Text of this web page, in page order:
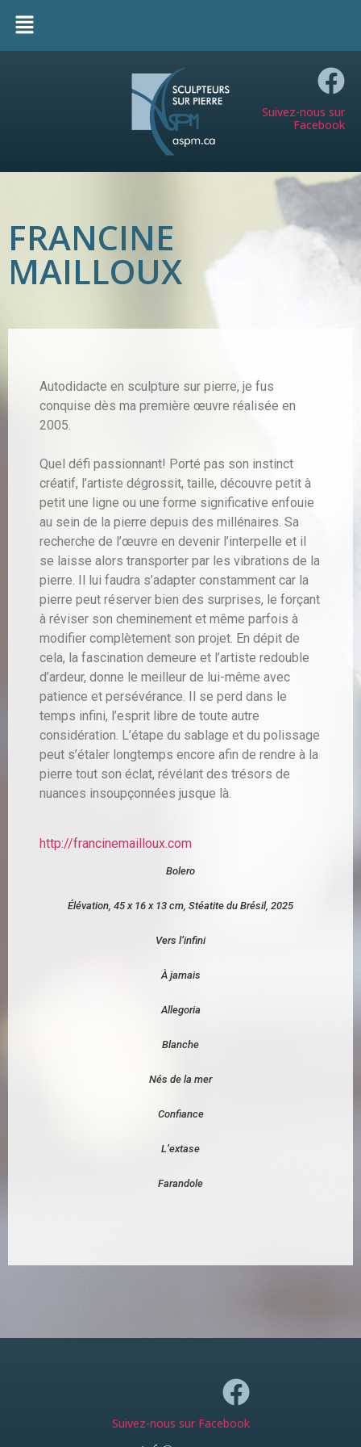
Suivez-nous sur
Facebook
FRANCINE
MAILLOUX
Autodidacte en sculpture sur pierre, je fus
conquise dès ma première œuvre réalisée en
2005.
Quel défi passionnant! Porté pas son instinct
créatif, l’artiste dégrossit, taille, découvre petit à
petit une ligne ou une forme significative enfouie
au sein de la pierre depuis des millénaires. Sa
recherche de l’œuvre en devenir l’interpelle et il
se laisse alors transporter par les vibrations de la
pierre. Il lui faudra s’adapter constamment car la
pierre peut réserver bien des surprises, le forçant
à réviser son cheminement et même parfois à
modifier complètement son projet. En dépit de
cela, la fascination demeure et l’artiste redouble
d’ardeur, donne le meilleur de lui-même avec
patience et persévérance. Il se perd dans le
temps infini, l’esprit libre de toute autre
considération. L’étape du sablage et du polissage
peut s’étaler longtemps encore afin de rendre à la
pierre tout son éclat, révélant des trésors de
nuances insoupçonnées jusque là.
http://francinemailloux.com
Bolero
Élévation, 45 x 16 x 13 cm, Stéatite du Brésil, 2025
Vers l’infini
À jamais
Allegoria
Blanche
Nés de la mer
Confiance
L’extase
Farandole
Suivez-nous sur Facebook